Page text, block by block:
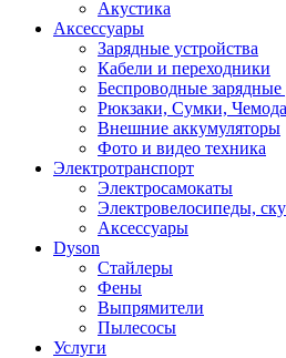
Акустика
Аксессуары
Зарядные устройства
Кабели и переходники
Беспроводные зарядные
Рюкзаки, Сумки,
Внешние аккумуляторы
Фото и видео техника
Электротранспорт
Электросамокаты
Электровелосипеды,
Аксессуары
Dyson
Стайлеры
Фены
Выпрямители
Пылесосы
Услуги